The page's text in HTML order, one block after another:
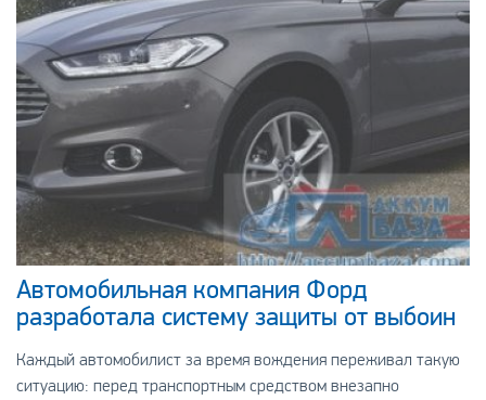
Автомобильная компания Форд
разработала систему защиты от выбоин
Каждый автомобилист за время вождения переживал такую
ситуацию: перед транспортным средством внезапно